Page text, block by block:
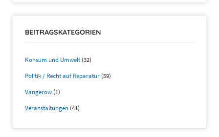
BEITRAGSKATEGORIEN
Konsum und Umwelt(32)
Politik / Recht auf Reparatur (59)
Vangerow (1)
Veranstaltungen (41)